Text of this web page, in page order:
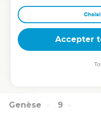
Tant que la terre durera,
froid, il fera chaud. Il y aura
belle saison. Il fera jour, il
© Société biblique française –
Genèse 9
Accepter